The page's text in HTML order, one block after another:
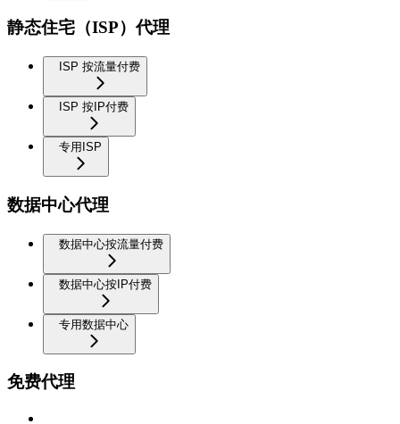
静态住宅（ISP）代理
ISP 按流量付费
ISP 按IP付费
专用ISP
数据中心代理
数据中心按流量付费
数据中心按IP付费
专用数据中心
免费代理